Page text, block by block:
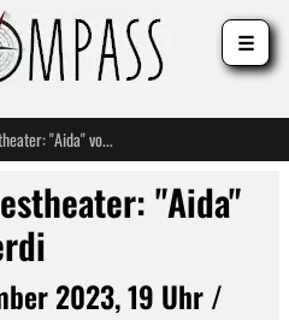
Salzburger Landestheater: "Aida" von Giuseppe Verdi
"Aida"
2023, 19 Uhr /
☰